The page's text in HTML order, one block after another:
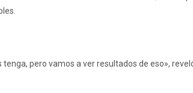
pero vamos a ver resultados de eso»,